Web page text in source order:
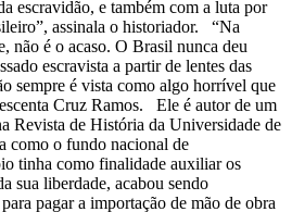
escravidão, e também com a luta por
assinala o historiador. “Na
não é o acaso. O Brasil nunca deu
escravista a partir de lentes das
sempre é vista como algo horrível que
Cruz Ramos. Ele é autor de um
Revista de História da Universidade de
como o fundo nacional de
tinha como finalidade auxiliar os
sua liberdade, acabou sendo
pagar a importação de mão de obra